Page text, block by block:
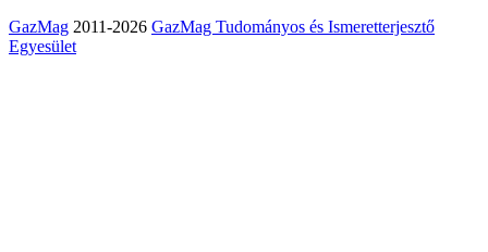
GazMag 2011-2026 GazMag Tudományos és Ismeretterjesztő
Egyesület